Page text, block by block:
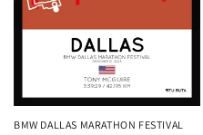
BMW DALLAS MARATHON FESTIVAL